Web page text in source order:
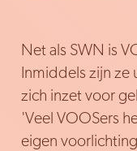
Net als SWN is
Inmiddels zijn
zich inzet voor
'Veel VOOSers
eigen